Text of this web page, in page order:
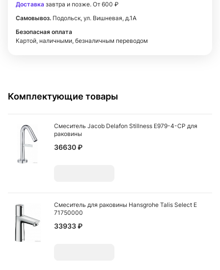
Доставка завтра и позже. От 600 ₽
Самовывоз. Подольск, ул. Вишневая, д.1А
Безопасная оплата
Картой, наличными, безналичным переводом
Комплектующие товары
Смеситель Jacob Delafon Stillness E979-4-CP для
раковины
36630 ₽
Смеситель для раковины Hansgrohe Talis Select E
71750000
33933 ₽